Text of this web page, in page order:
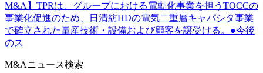
M&A】TPRは、グループにおける電動化事業を担うTOCCの
事業化促進のため、日清紡HDの電気二重層キャパシタ事業
で確立された量産技術・設備および顧客を譲受ける。●今後
のス
M&Aニュース検索